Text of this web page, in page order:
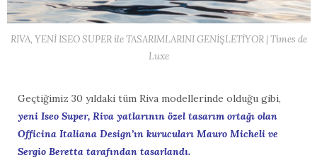
RIVA, YENİ ISEO SUPER ile TASARIMLARINI GENİŞLETİYOR | Times de
Luxe
Geçtiğimiz 30 yıldaki tüm Riva modellerinde olduğu gibi,
yeni Iseo Super, Riva yatlarının özel tasarım ortağı olan
Officina Italiana Design’ın kurucuları Mauro Micheli ve
Sergio Beretta tarafından tasarlandı.